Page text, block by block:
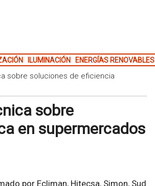
ILUMINACIÓN ENERGÍAS RENOVABLES
sobre soluciones de eficiencia
sobre
en supermercados
por Ecliman, Hitecsa, Simon, Sud